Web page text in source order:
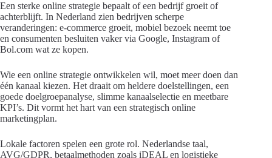
Een sterke online strategie bepaalt of een bedrijf groeit of
achterblijft. In Nederland zien bedrijven scherpe
veranderingen: e-commerce groeit, mobiel bezoek neemt toe
en consumenten besluiten vaker via Google, Instagram of
Bol.com wat ze kopen.
Wie een online strategie ontwikkelen wil, moet meer doen dan
één kanaal kiezen. Het draait om heldere doelstellingen, een
goede doelgroepanalyse, slimme kanaalselectie en meetbare
KPI’s. Dit vormt het hart van een strategisch online
marketingplan.
Lokale factoren spelen een grote rol. Nederlandse taal,
AVG/GDPR, betaalmethoden zoals iDEAL en logistieke